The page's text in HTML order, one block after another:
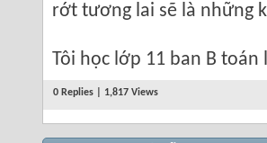
rớt tương lai sẽ là những
Tôi học lớp 11 ban B
0 Replies | 1,817 Views